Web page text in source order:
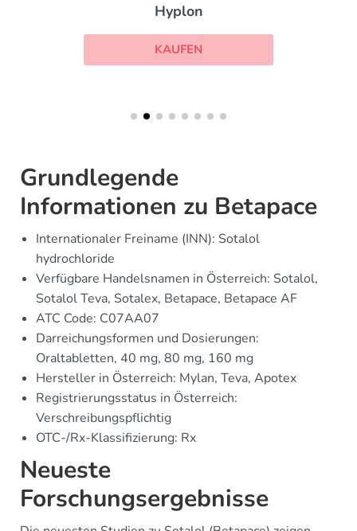
Hyplon
KAUFEN
Grundlegende
Informationen zu Betapace
Internationaler Freiname (INN): Sotalol
hydrochloride
Verfügbare Handelsnamen in Österreich: Sotalol,
Sotalol Teva, Sotalex, Betapace, Betapace AF
ATC Code: C07AA07
Darreichungsformen und Dosierungen:
Oraltabletten, 40 mg, 80 mg, 160 mg
Hersteller in Österreich: Mylan, Teva, Apotex
Registrierungsstatus in Österreich:
Verschreibungspflichtig
OTC-/Rx-Klassifizierung: Rx
Neueste
Forschungsergebnisse